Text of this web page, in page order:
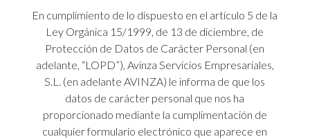
En cumplimiento de lo dispuesto en el artículo 5 de la
Ley Orgánica 15/1999, de 13 de diciembre, de
Protección de Datos de Carácter Personal (en
adelante, “LOPD”), Avinza Servicios Empresariales,
S.L. (en adelante AVINZA) le informa de que los
datos de carácter personal que nos ha
proporcionado mediante la cumplimentación de
cualquier formulario electrónico que aparece en